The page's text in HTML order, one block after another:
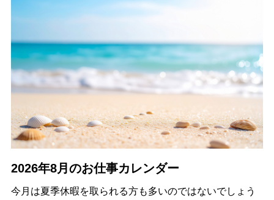
2026年8月のお仕事カレンダー
今月は夏季休暇を取られる方も多いのではないでしょう